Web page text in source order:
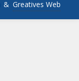
& Greatives Web